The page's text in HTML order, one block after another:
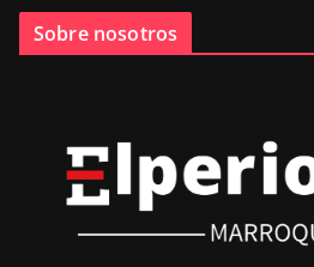
Sobre nosotros